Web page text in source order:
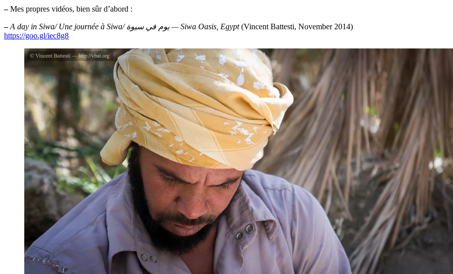
–Mes propres vidéos, bien sûr d’abord :
– A day in Siwa/ Une journée à Siwa/ يوم في سيوة — Siwa Oasis, Egypt(Vincent Battesti, November 2014)
https://goo.gl/iec8g8